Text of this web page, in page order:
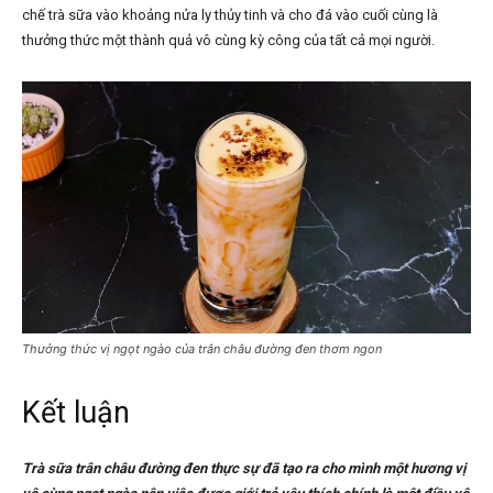
chế trà sữa vào khoảng nửa ly thủy tinh và cho đá vào cuối cùng là
thưởng thức một thành quả vô cùng kỳ công của tất cả mọi người.
Thưởng thức vị ngọt ngào của trân châu đường đen thơm ngon
Kết luận
Trà sữa trân châu đường đen thực sự đã tạo ra cho mình một hương vị